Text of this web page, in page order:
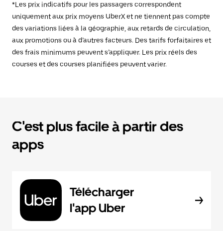
*Les prix indicatifs pour les passagers correspondent
uniquement aux prix moyens UberX et ne tiennent pas compte
des variations liées à la géographie, aux retards de circulation,
aux promotions ou à d’autres facteurs. Des tarifs forfaitaires et
des frais minimums peuvent s’appliquer. Les prix réels des
courses et des courses planifiées peuvent varier.
C'est plus facile à partir des
apps
Télécharger
l'app Uber